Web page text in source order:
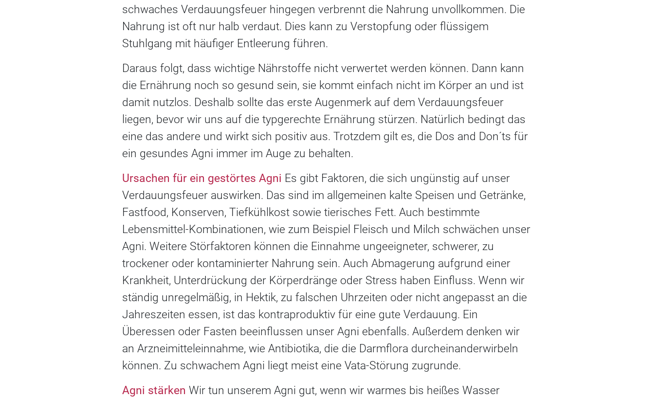
schwaches Verdauungsfeuer hingegen verbrennt die Nahrung unvollkommen. Die
Nahrung ist oft nur halb verdaut. Dies kann zu Verstopfung oder flüssigem
Stuhlgang mit häufiger Entleerung führen.
Daraus folgt, dass wichtige Nährstoffe nicht verwertet werden können. Dann kann
die Ernährung noch so gesund sein, sie kommt einfach nicht im Körper an und ist
damit nutzlos. Deshalb sollte das erste Augenmerk auf dem Verdauungsfeuer
liegen, bevor wir uns auf die typgerechte Ernährung stürzen. Natürlich bedingt das
eine das andere und wirkt sich positiv aus. Trotzdem gilt es, die Dos and Don´ts für
ein gesundes Agni immer im Auge zu behalten.
Ursachen für ein gestörtes Agni Es gibt Faktoren, die sich ungünstig auf unser
Verdauungsfeuer auswirken. Das sind im allgemeinen kalte Speisen und Getränke,
Fastfood, Konserven, Tiefkühlkost sowie tierisches Fett. Auch bestimmte
Lebensmittel-Kombinationen, wie zum Beispiel Fleisch und Milch schwächen unser
Agni. Weitere Störfaktoren können die Einnahme ungeeigneter, schwerer, zu
trockener oder kontaminierter Nahrung sein. Auch Abmagerung aufgrund einer
Krankheit, Unterdrückung der Körperdränge oder Stress haben Einfluss. Wenn wir
ständig unregelmäßig, in Hektik, zu falschen Uhrzeiten oder nicht angepasst an die
Jahreszeiten essen, ist das kontraproduktiv für eine gute Verdauung. Ein
Überessen oder Fasten beeinflussen unser Agni ebenfalls. Außerdem denken wir
an Arzneimitteleinnahme, wie Antibiotika, die die Darmflora durcheinanderwirbeln
können. Zu schwachem Agni liegt meist eine Vata-Störung zugrunde.
Agni stärken Wir tun unserem Agni gut, wenn wir warmes bis heißes Wasser